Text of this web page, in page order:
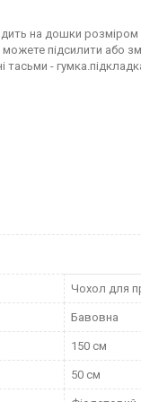
на дошки
підсилити або
-
Чохол для
Бавовна
150 см
50 см